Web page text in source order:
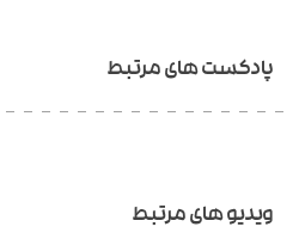
پادکست های مرتبط
ویدیو های مرتبط